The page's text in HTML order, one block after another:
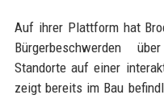
Auf ihrer Plattform hat
Bürgerbeschwerden
Standorte auf einer
zeigt bereits im Bau